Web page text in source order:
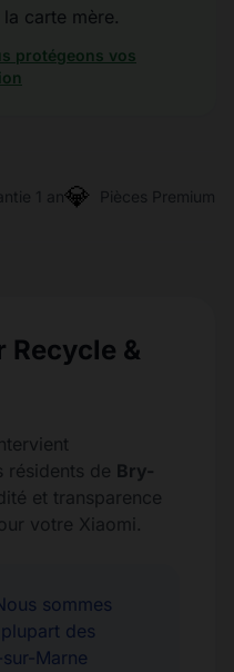
carte mère.
protégeons vos
1 an💎 Pièces Premium
Recycle &
résidents de Bry-
et transparence
votre Xiaomi.
sommes
des
Marne